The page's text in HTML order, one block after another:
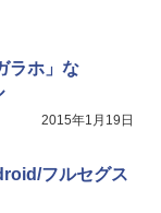
ラホ」な
2015年1月19日
フルセグス